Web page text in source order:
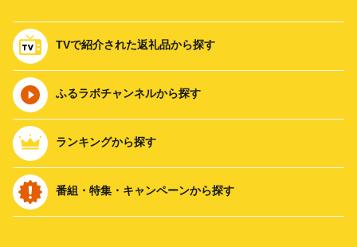
TVで紹介された返礼品から探す
ふるラボチャンネルから探す
ランキングから探す
番組・特集・キャンペーンから探す